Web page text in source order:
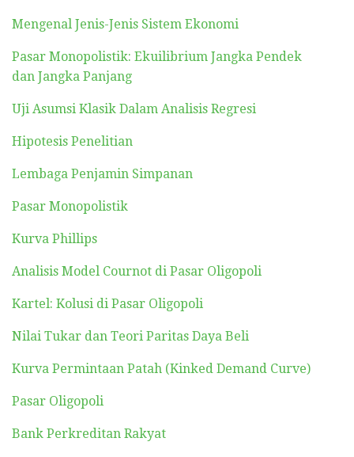
Mengenal Jenis-Jenis Sistem Ekonomi
Pasar Monopolistik: Ekuilibrium Jangka Pendek
dan Jangka Panjang
Uji Asumsi Klasik Dalam Analisis Regresi
Hipotesis Penelitian
Lembaga Penjamin Simpanan
Pasar Monopolistik
Kurva Phillips
Analisis Model Cournot di Pasar Oligopoli
Kartel: Kolusi di Pasar Oligopoli
Nilai Tukar dan Teori Paritas Daya Beli
Kurva Permintaan Patah (Kinked Demand Curve)
Pasar Oligopoli
Bank Perkreditan Rakyat